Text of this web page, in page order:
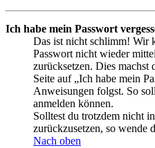
Ich habe mein Passwort
Das ist nicht schlimm! Wir
Passwort nicht wieder
zurücksetzen. Dies
Seite auf „Ich habe mein
Anweisungen folgst. So
anmelden können.
Solltest du trotzdem nicht
zurückzusetzen, so wende
Nach oben